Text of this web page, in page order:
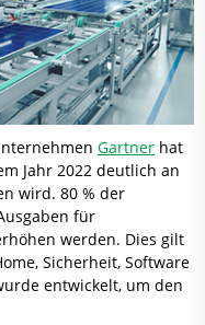
Gartner hat
Jahr 2022 deutlich an
wird. 80 % der
für
werden. Dies gilt
Sicherheit, Software
entwickelt, um den